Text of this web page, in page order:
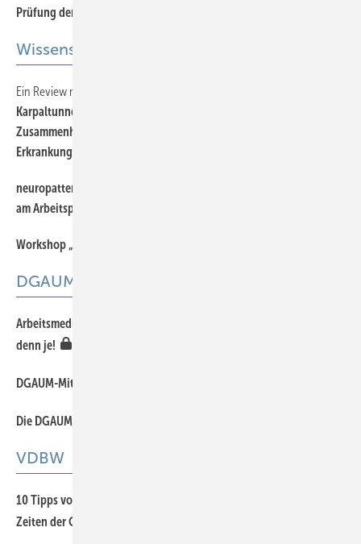
Prüfung der Rutschhemmung von Bodenbelägen
Wissenschaft
Ein Review mit Auswertung von BK-Akten
Karpaltunnelsyndrom als Berufskrankheit: Zeitliche
Zusammenhänge zwischen Exposition und Auftreten der
Erkrankung
neuropattern – ein translationales Verfahren zur Stressreduktion
am Arbeitsplatz
Workshop „Ultrafeine Partikel“
DGAUM
Arbeitsmedizinische Kompetenz ist in der Corona-Krise wichtiger
denn je!
DGAUM-Mitgliederbefragung 2020 – Wir sagen danke!
Die DGAUM dankt dem Verleger der Zeitschrift ASU
VDBW
10 Tipps von Betriebsärzten für das mobile Arbeiten daheim in
Zeiten der Corona-Pandemie